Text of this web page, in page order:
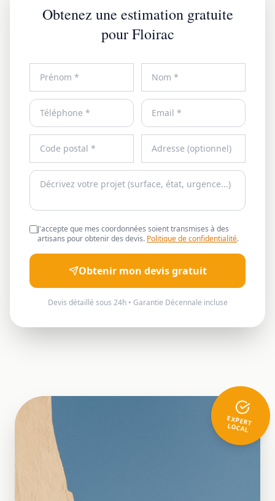
Obtenez une estimation gratuite
pour Floirac
J'accepte que mes coordonnées soient transmises à des
artisans pour obtenir des devis. Politique de confidentialité.
Obtenir mon devis gratuit
Devis détaillé sous 24h • Garantie Décennale incluse
EXPERT
LOCAL